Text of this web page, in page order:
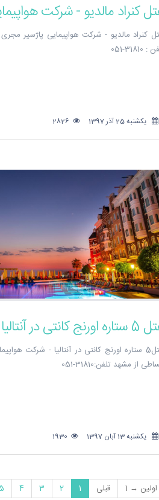
کنراد مالدیو - شرکت
کنراد مالدیو - شرکت هواپیمایی پاژسیر
051
یکشنبه 25 آذر 1397
هواپیمایی پاژسیر مجری تورهای اقساطی از مشهد
هتل5 ستاره اورنج کانتی در آنتالیا - شرکت
از مشهد تلفن:31810-051
یکشنبه 13 آبان 1397
اولین → 1 قبلی 1
2
3
4